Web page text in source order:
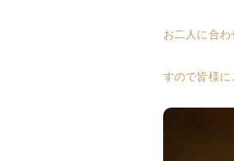
お二人に合
すので皆様に